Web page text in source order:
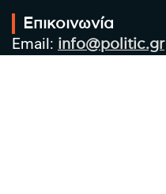
Επικοινωνία
Email: info@politic.gr